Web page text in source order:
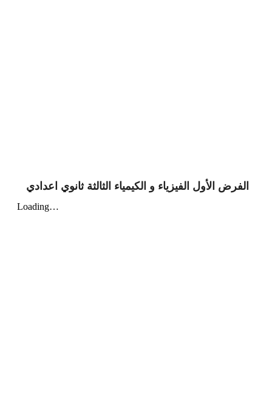
الفرض الأول الفيزياء و الكيمياء الثالثة ثانوي اعدادي